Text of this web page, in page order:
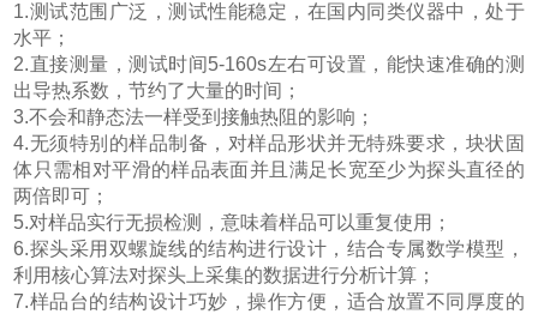
1.测试范围广泛，测试性能稳定，在国内同类仪器中，处于
水平；
2.直接测量，测试时间5-160s左右可设置，能快速准确的测
出导热系数，节约了大量的时间；
3.不会和静态法一样受到接触热阻的影响；
4.无须特别的样品制备，对样品形状并无特殊要求，块状固
体只需相对平滑的样品表面并且满足长宽至少为探头直径的
两倍即可；
5.对样品实行无损检测，意味着样品可以重复使用；
6.探头采用双螺旋线的结构进行设计，结合专属数学模型，
利用核心算法对探头上采集的数据进行分析计算；
7.样品台的结构设计巧妙，操作方便，适合放置不同厚度的